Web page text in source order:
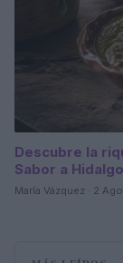
Descubre la
Sabor a Hidalgo
María Vázquez · 2